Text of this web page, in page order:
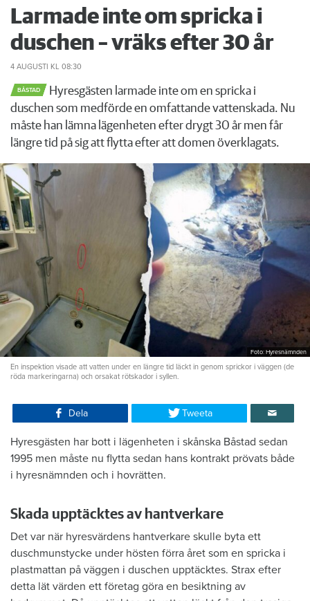
Larmade inte om spricka i
duschen – vräks efter 30 år
4 AUGUSTI KL 08:30
BÅSTAD
Hyresgästen larmade inte om en spricka i
duschen som medförde en omfattande vattenskada. Nu
måste han lämna lägenheten efter drygt 30 år men får
längre tid på sig att flytta efter att domen överklagats.
Foto: Hyresnämnden
En inspektion visade att vatten under en längre tid läckt in genom sprickor i väggen (de
röda markeringarna) och orsakat rötskador i syllen.
Dela Tweeta
Hyresgästen har bott i lägenheten i skånska Båstad sedan
1995 men måste nu flytta sedan hans kontrakt prövats både
i hyresnämnden och i hovrätten.
Skada upptäcktes av hantverkare
Det var när hyresvärdens hantverkare skulle byta ett
duschmunstycke under hösten förra året som en spricka i
plastmattan på väggen i duschen upptäcktes. Strax efter
detta lät värden ett företag göra en besiktning av